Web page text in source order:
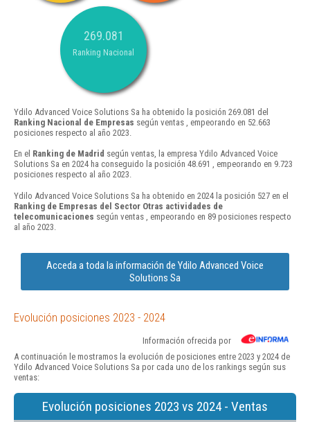
269.081
Ranking Nacional
Ydilo Advanced Voice Solutions Sa ha obtenido la posición 269.081 del
Ranking Nacional de Empresas según ventas , empeorando en 52.663
posiciones respecto al año 2023.
En el Ranking de Madrid según ventas, la empresa Ydilo Advanced Voice
Solutions Sa en 2024 ha conseguido la posición 48.691 , empeorando en 9.723
posiciones respecto al año 2023.
Ydilo Advanced Voice Solutions Sa ha obtenido en 2024 la posición 527 en el
Ranking de Empresas del Sector Otras actividades de
telecomunicaciones según ventas , empeorando en 89 posiciones respecto
al año 2023.
Acceda a toda la información de Ydilo Advanced Voice
Solutions Sa
Evolución posiciones 2023 - 2024
Información ofrecida por
A continuación le mostramos la evolución de posiciones entre 2023 y 2024 de
Ydilo Advanced Voice Solutions Sa por cada uno de los rankings según sus
ventas:
Evolución posiciones 2023 vs 2024 - Ventas